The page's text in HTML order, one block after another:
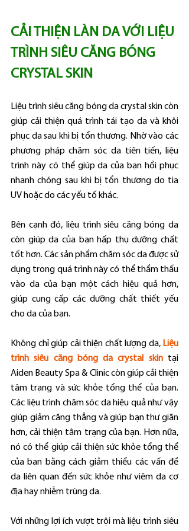
CẢI THIỆN LÀN DA VỚI LIỆU
TRÌNH SIÊU CĂNG BÓNG
CRYSTAL SKIN
Liệu trình siêu căng bóng da crystal skin còn
giúp cải thiện quá trình tái tạo da và khôi
phục da sau khi bị tổn thương. Nhờ vào các
phương pháp chăm sóc da tiên tiến, liệu
trình này có thể giúp da của bạn hồi phục
nhanh chóng sau khi bị tổn thương do tia
UV hoặc do các yếu tố khác.
Bên cạnh đó, liệu trình siêu căng bóng da
còn giúp da của bạn hấp thụ dưỡng chất
tốt hơn. Các sản phẩm chăm sóc da được sử
dụng trong quá trình này có thể thẩm thấu
vào da của bạn một cách hiệu quả hơn,
giúp cung cấp các dưỡng chất thiết yếu
cho da của bạn.
Không chỉ giúp cải thiện chất lượng da, Liệu
trình siêu căng bóng da crystal skin tại
Aiden Beauty Spa & Clinic còn giúp cải thiện
tâm trạng và sức khỏe tổng thể của bạn.
Các liệu trình chăm sóc da hiệu quả như vậy
giúp giảm căng thẳng và giúp bạn thư giãn
hơn, cải thiện tâm trạng của bạn. Hơn nữa,
nó có thể giúp cải thiện sức khỏe tổng thể
của bạn bằng cách giảm thiểu các vấn đề
da liên quan đến sức khỏe như viêm da cơ
địa hay nhiễm trùng da.
Với những lợi ích vượt trội mà liệu trình siêu